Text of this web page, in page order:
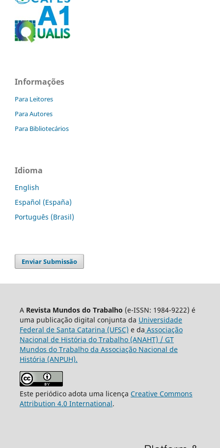
Informações
Para Leitores
Para Autores
Para Bibliotecários
Idioma
English
Español (España)
Português (Brasil)
Enviar Submissão
A Revista Mundos do Trabalho (e-ISSN: 1984-9222) é
uma publicação digital conjunta da Universidade
Federal de Santa Catarina (UFSC) e da Associação
Nacional de História do Trabalho (ANAHT) / GT
Mundos do Trabalho da Associação Nacional de
História (ANPUH).
Este periódico adota uma licença Creative Commons
Attribution 4.0 International.